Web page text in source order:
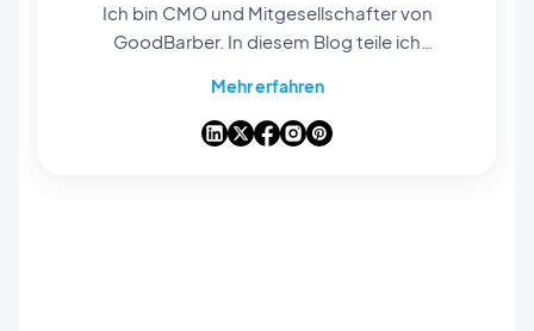
Ich bin CMO und Mitgesellschafter von
GoodBarber. In diesem Blog teile ich
GoodBarber herausholen können, Analysen zu
den Trends, die die Mobile- und No-Code-Welt
Mehr erfahren